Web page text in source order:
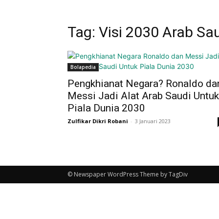
Tag: Visi 2030 Arab
Bolapedia
Pengkhianat Negara? Ronaldo
Messi Jadi Alat Arab Saudi Untuk
Piala Dunia 2030
Zulfikar Dikri Robani - 3 Januari 2023
© Newspaper WordPress Theme by TagDiv